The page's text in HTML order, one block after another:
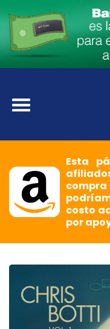
Esta
costo
por